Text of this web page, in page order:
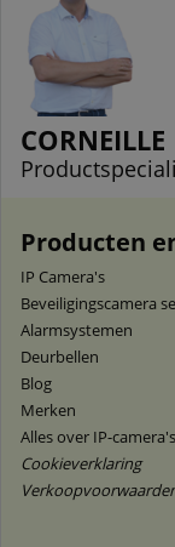
CORNEILLE
Producten
IP Camera's
Beveiligingscamera
Alarmsystemen
Deurbellen
Blog
Merken
Alles over IP-camera's
Cookieverklaring